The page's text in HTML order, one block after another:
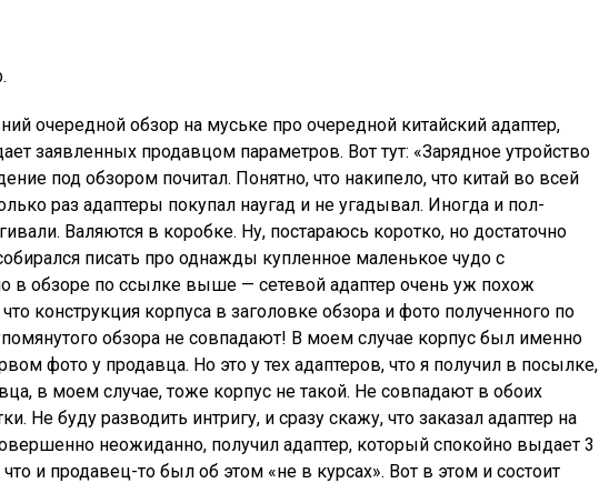
очередной обзор на муське про очередной китайский адаптер,
заявленных продавцом параметров. Вот тут: «Зарядное утройство
под обзором почитал. Понятно, что накипело, что китай во всей
раз адаптеры покупал наугад и не угадывал. Иногда и пол-
Валяются в коробке. Ну, постараюсь коротко, но достаточно
писать про однажды купленное маленькое чудо с
в обзоре по ссылке выше — сетевой адаптер очень уж похож
конструкция корпуса в заголовке обзора и фото полученного по
обзора не совпадают! В моем случае корпус был именно
фото у продавца. Но это у тех адаптеров, что я получил в посылке,
в моем случае, тоже корпус не такой. Не совпадают в обоих
Не буду разводить интригу, и сразу скажу, что заказал адаптер на
неожиданно, получил адаптер, который спокойно выдает 3
и продавец-то был об этом «не в курсах». Вот в этом и состоит